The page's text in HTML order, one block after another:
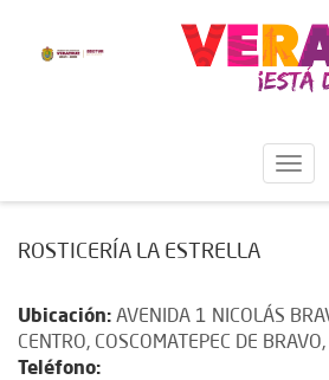
ROSTICERÍA LA ESTRELLA
Ubicación: AVENIDA 1 NICOLÁS
CENTRO, COSCOMATEPEC DE
Teléfono: